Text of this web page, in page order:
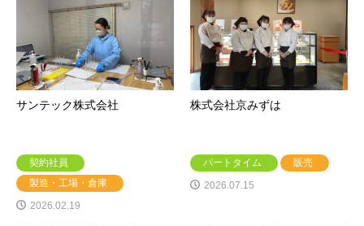
サンテック株式会社
契約社員
製造・工場・倉庫
2026.02.19
株式会社京みずは
パートタイム
販売
2026.07.15